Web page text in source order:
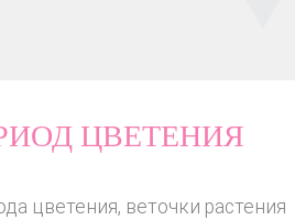
ЦВЕТЕНИЯ
цветения, веточки растения